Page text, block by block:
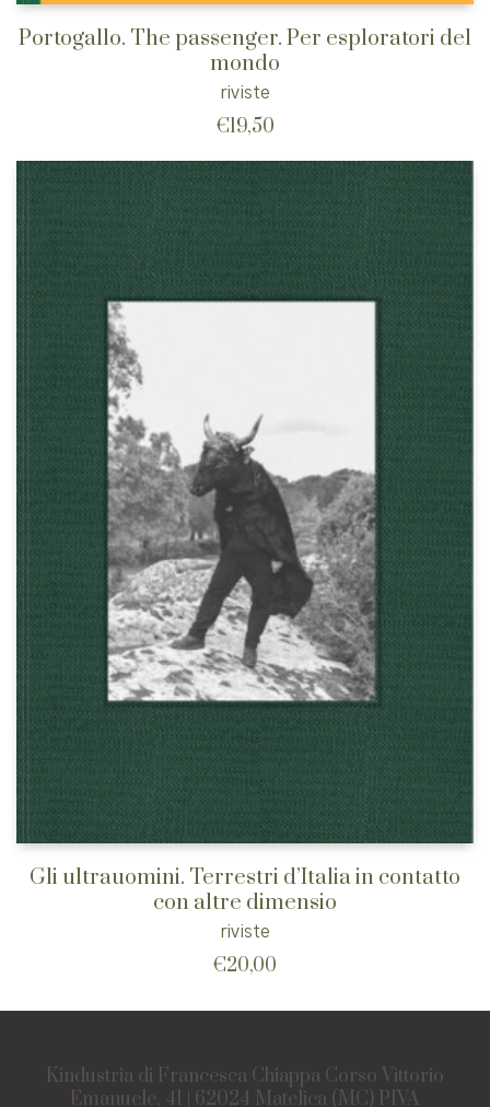
Portogallo. The passenger. Per esploratori del
mondo
riviste
€19,50
Gli ultrauomini. Terrestri d’Italia in contatto
con altre dimensio
riviste
€20,00
Kindustria di Francesca Chiappa Corso Vittorio
Emanuele, 41 | 62024 Matelica (MC) PIVA